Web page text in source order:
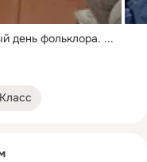
день фольклора. ...
Класс